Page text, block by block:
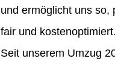
und ermöglicht uns so,
fair und kostenoptimiert.
Seit unserem Umzug